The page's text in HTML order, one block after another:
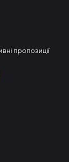
пропозиції